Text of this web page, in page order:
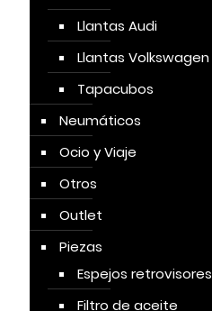
Llantas Audi
Llantas Volkswagen
Tapacubos
Neumáticos
Ocio y Viaje
Otros
Outlet
Piezas
Espejos retrovisores
Filtro de aceite